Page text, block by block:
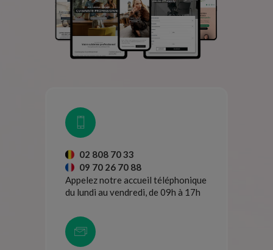
02 808 70 33
09 70 26 70 88
Appelez notre accueil téléphonique
du lundi au vendredi, de 09h à 17h